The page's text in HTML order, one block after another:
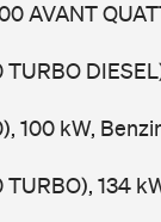
AVANT
100 kW,
134